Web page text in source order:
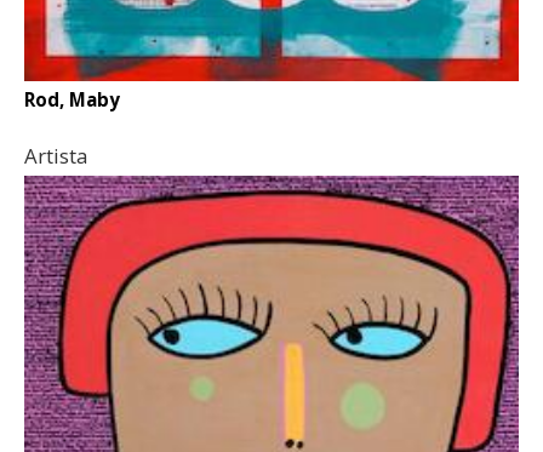
Rod, Maby
Artista